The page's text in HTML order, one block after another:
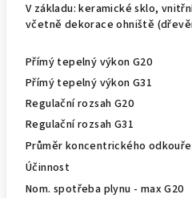
V základu: keramické sklo,
včetně dekorace ohniště
Přímý tepelný výkon G20
Přímý tepelný výkon G31
Regulační rozsah G20
Regulační rozsah G31
Průměr koncentrického
Účinnost
Nom. spotřeba plynu - max G20